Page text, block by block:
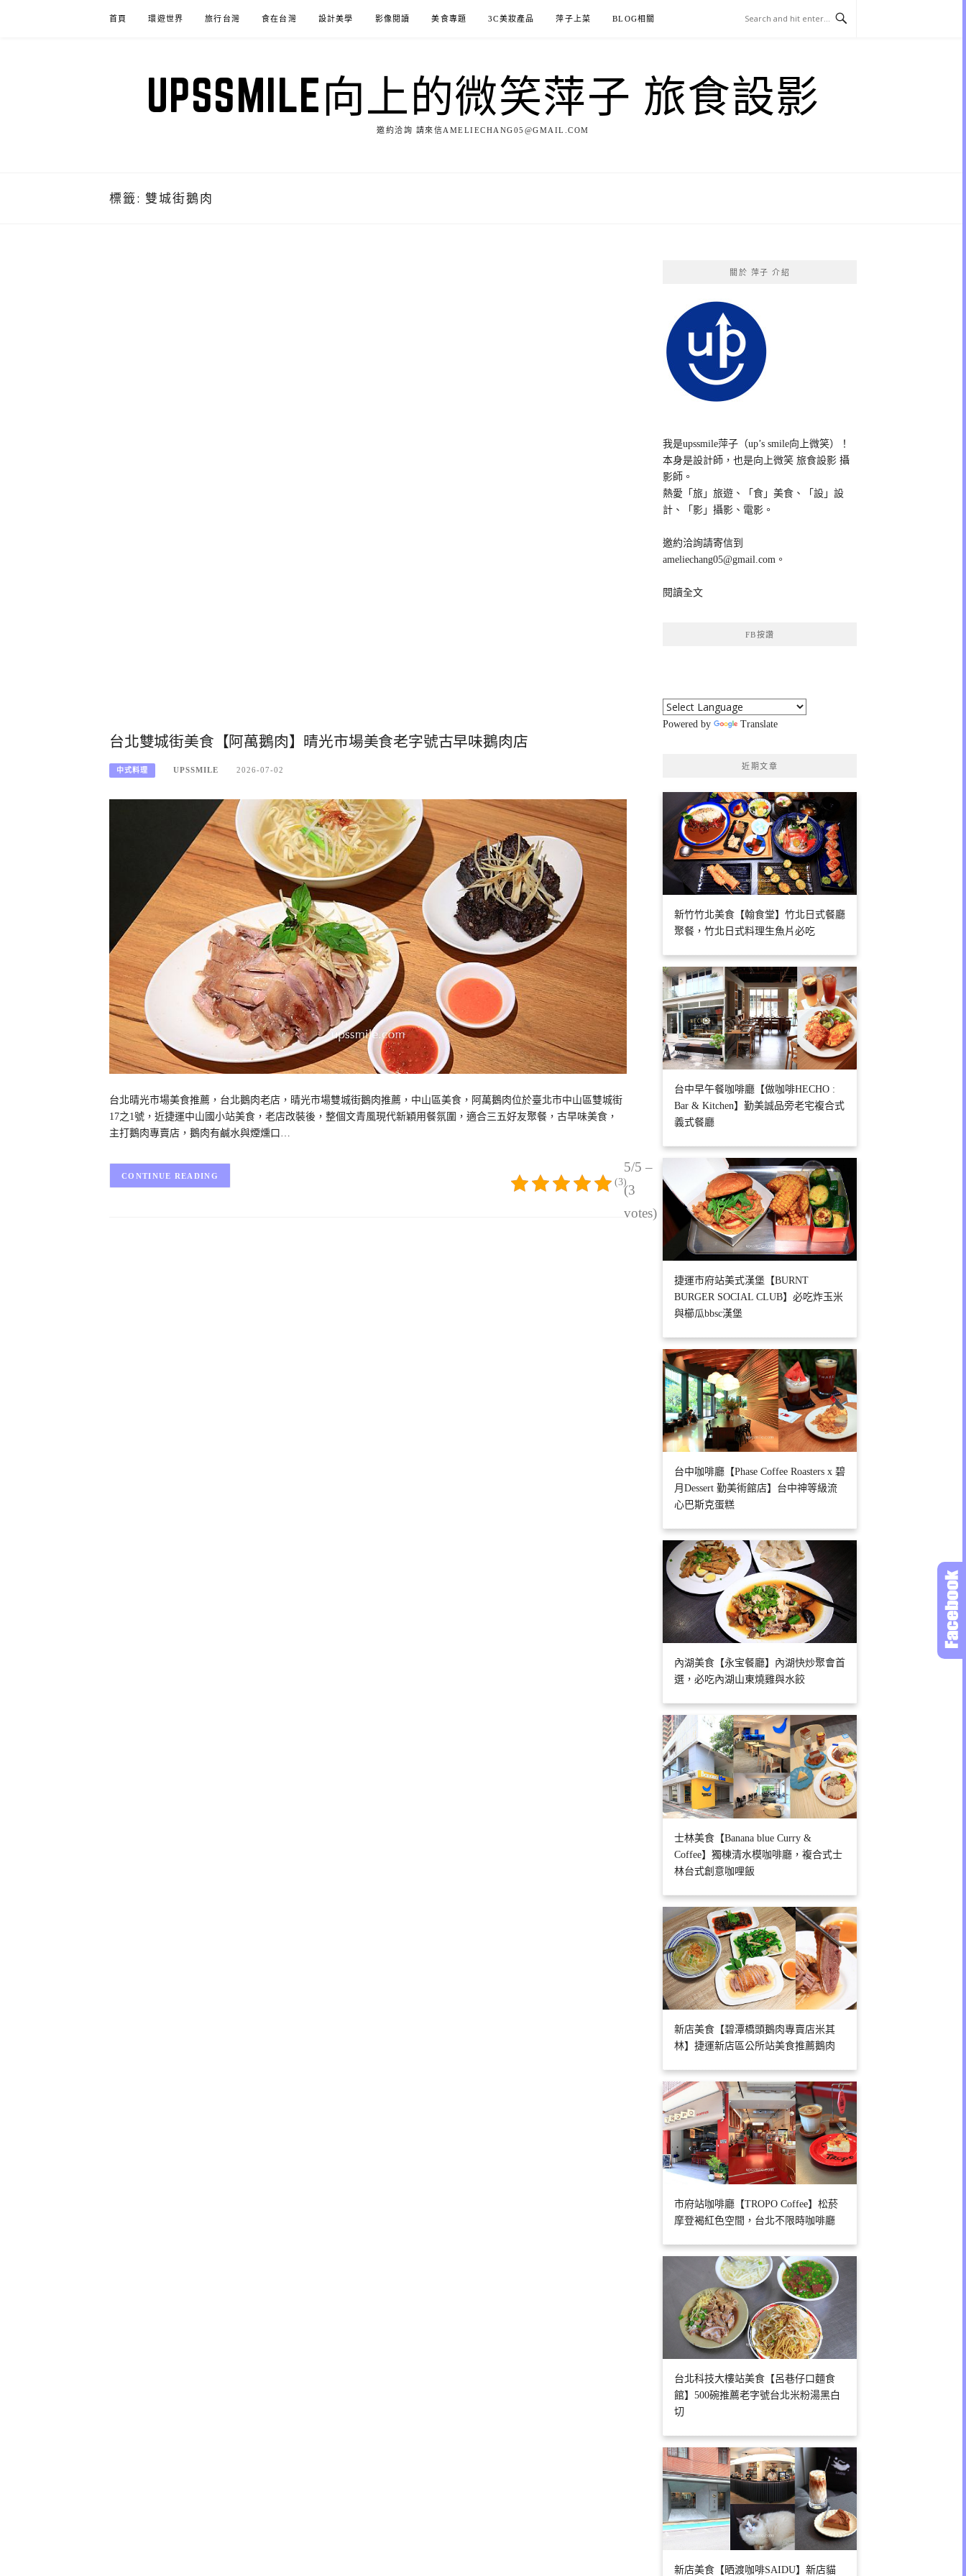
首頁 環遊世界 旅行台灣 食在台灣 設計美學 影像閱讀 美食專題 3C美妝產品 萍子上菜 BLOG相關
UPSSMILE向上的微笑萍子 旅食設影
邀約洽詢 請來信AMELIECHANG05@GMAIL.COM
標籤: 雙城街鵝肉
台北雙城街美食【阿萬鵝肉】晴光市場美食老字號古早味鵝肉店
中式料理 UPSSMILE 2026-07-02
台北晴光市場美食推薦，台北鵝肉老店，晴光市場雙城街鵝肉推薦，中山區美食，阿萬鵝肉位於臺北市中山區雙城街
17之1號，近捷運中山國小站美食，老店改裝後，整個文青風現代新穎用餐氛圍，適合三五好友聚餐，古早味美食，
主打鵝肉專賣店，鵝肉有鹹水與煙燻口…
5/5 –
(3
votes)
(3)
CONTINUE READING
關於 萍子 介紹
我是upssmile萍子（up’s smile向上微笑）！
本身是設計師，也是向上微笑 旅食設影 攝
影師。
熱愛「旅」旅遊、「食」美食、「設」設
計、「影」攝影、電影。
邀約洽詢請寄信到
ameliechang05@gmail.com。
閱讀全文
FB按讚
Powered by Translate
近期文章
新竹竹北美食【翰食堂】竹北日式餐廳
聚餐，竹北日式料理生魚片必吃
台中早午餐咖啡廳【做咖啡HECHO :
Bar & Kitchen】勤美誠品旁老宅複合式
義式餐廳
捷運市府站美式漢堡【BURNT
BURGER SOCIAL CLUB】必吃炸玉米
與櫛瓜bbsc漢堡
台中咖啡廳【Phase Coffee Roasters x 碧
月Dessert 勤美術館店】台中神等級流
心巴斯克蛋糕
內湖美食【永宝餐廳】內湖快炒聚會首
選，必吃內湖山東燒雞與水餃
士林美食【Banana blue Curry &
Coffee】獨棟清水模咖啡廳，複合式士
林台式創意咖哩飯
新店美食【碧潭橋頭鵝肉專賣店米其
林】捷運新店區公所站美食推薦鵝肉
市府站咖啡廳【TROPO Coffee】松菸
摩登褐紅色空間，台北不限時咖啡廳
台北科技大樓站美食【呂巷仔口麵食
館】500碗推薦老字號台北米粉湯黑白
切
新店美食【晒渡咖啡SAIDU】新店貓